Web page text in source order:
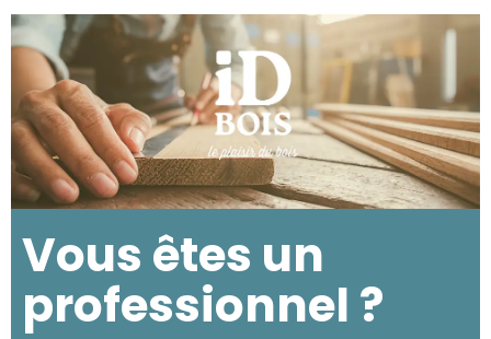
Vous êtes un
professionnel ?